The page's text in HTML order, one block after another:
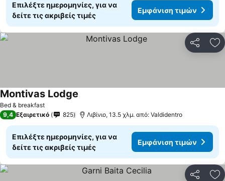
Επιλέξτε ημερομηνίες, για να
δείτε τις ακριβείς τιμές
Εμφάνιση τιμών
Bed & breakfast
Montivas Lodge
9,4 Εξαιρετικό 825 Λιβίνιο, 13.5 χλμ. από: Valdidentro
Επιλέξτε ημερομηνίες, για να
δείτε τις ακριβείς τιμές
Εμφάνιση τιμών